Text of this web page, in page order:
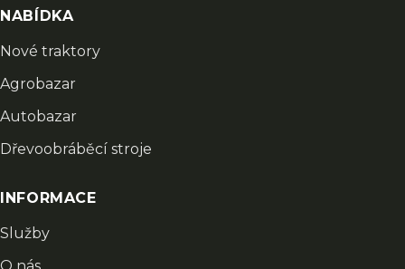
NABÍDKA
Nové traktory
Agrobazar
Autobazar
Dřevoobráběcí stroje
INFORMACE
Služby